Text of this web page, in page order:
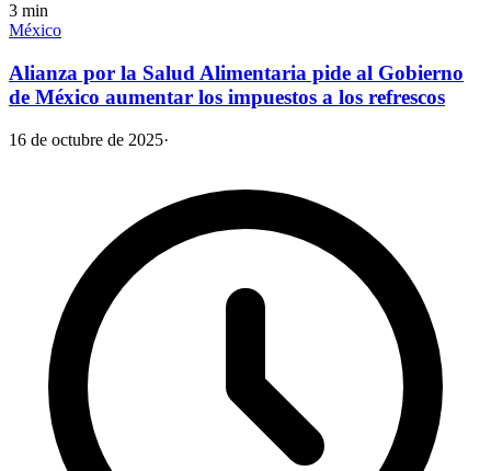
3 min
México
Alianza por la Salud Alimentaria pide al Gobierno
de México aumentar los impuestos a los refrescos
16 de octubre de 2025·